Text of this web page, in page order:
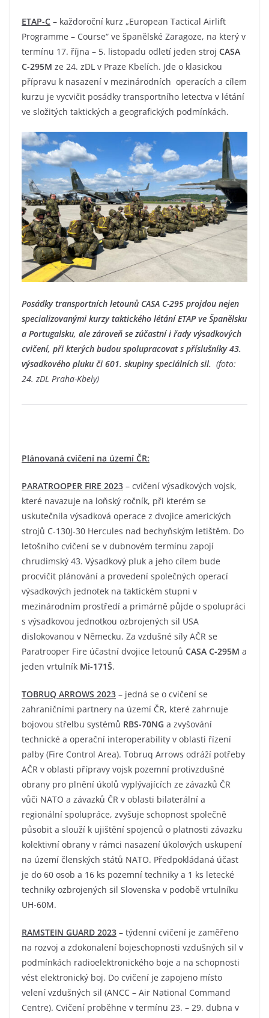
ETAP-C – každoroční kurz „European Tactical Airlift
Programme – Course“ ve španělské Zaragoze, na který v
termínu 17. října – 5. listopadu odletí jeden stroj CASA
C-295M ze 24. zDL v Praze Kbelích. Jde o klasickou
přípravu k nasazení v mezinárodních operacích a cílem
kurzu je vycvičit posádky transportního letectva v létání
ve složitých taktických a geografických podmínkách.
Posádky transportních letounů CASA C-295 projdou nejen
specializovanými kurzy taktického létání ETAP ve Španělsku
a Portugalsku, ale zároveň se zúčastní i řady výsadkových
cvičení, při kterých budou spolupracovat s příslušníky 43.
výsadkového pluku či 601. skupiny speciálních sil. (foto:
24. zDL Praha-Kbely)
Plánovaná cvičení na území ČR:
PARATROOPER FIRE 2023 – cvičení výsadkových vojsk,
které navazuje na loňský ročník, při kterém se
uskutečnila výsadková operace z dvojice amerických
strojů C-130J-30 Hercules nad bechyňským letištěm. Do
letošního cvičení se v dubnovém termínu zapojí
chrudimský 43. Výsadkový pluk a jeho cílem bude
procvičit plánování a provedení společných operací
výsadkových jednotek na taktickém stupni v
mezinárodním prostředí a primárně půjde o spolupráci
s výsadkovou jednotkou ozbrojených sil USA
dislokovanou v Německu. Za vzdušné síly AČR se
Paratrooper Fire účastní dvojice letounů CASA C-295M a
jeden vrtulník Mi-171Š.
TOBRUQ ARROWS 2023 – jedná se o cvičení se
zahraničními partnery na území ČR, které zahrnuje
bojovou střelbu systémů RBS-70NG a zvyšování
technické a operační interoperability v oblasti řízení
palby (Fire Control Area). Tobruq Arrows odráží potřeby
AČR v oblasti přípravy vojsk pozemní protivzdušné
obrany pro plnění úkolů vyplývajících ze závazků ČR
vůči NATO a závazků ČR v oblasti bilaterální a
regionální spolupráce, zvyšuje schopnost společně
působit a slouží k ujištění spojenců o platnosti závazku
kolektivní obrany v rámci nasazení úkolových uskupení
na území členských států NATO. Předpokládaná účast
je do 60 osob a 16 ks pozemní techniky a 1 ks letecké
techniky ozbrojených sil Slovenska v podobě vrtulníku
UH-60M.
RAMSTEIN GUARD 2023 – týdenní cvičení je zaměřeno
na rozvoj a zdokonalení bojeschopnosti vzdušných sil v
podmínkách radioelektronického boje a na schopnosti
vést elektronický boj. Do cvičení je zapojeno místo
velení vzdušných sil (ANCC – Air National Command
Centre). Cvičení proběhne v termínu 23. – 29. dubna v